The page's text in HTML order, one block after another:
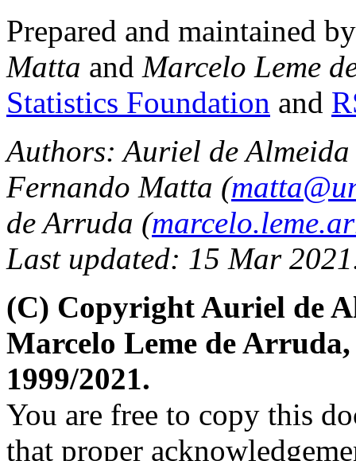
Prepared and maintained
Matta and Marcelo Leme
Statistics Foundation and
Authors: Auriel de
Fernando Matta (
de Arruda (
Last updated: 15 Mar
(C) Copyright Auriel de
Marcelo Leme de
1999/2021.
You are free to copy this
that proper